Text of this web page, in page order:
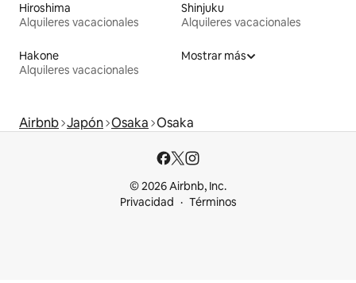
Hiroshima
Alquileres vacacionales
Shinjuku
Alquileres vacacionales
Hakone
Alquileres vacacionales
Mostrar más
Airbnb Japón Osaka Osaka
© 2026 Airbnb, Inc.
Privacidad
Términos